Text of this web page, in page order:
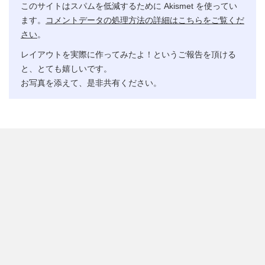
このサイトはスパムを低減するために Akismet を使ってい
ます。
コメントデータの処理方法の詳細はこちらをご覧くだ
さい。
レイアウトを実際に作ってみたよ！というご報告を頂ける
と、とても嬉しいです。
お写真を添えて、是非共有ください。